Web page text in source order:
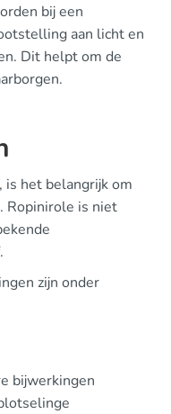
bij een
aan licht en
Dit helpt om de
het belangrijk om
Ropinirole is niet
zijn onder
bijwerkingen